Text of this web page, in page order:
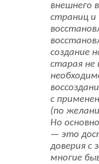
внешнего
страниц
создание
старая
с
(по
Но
— это
доверия с
многие